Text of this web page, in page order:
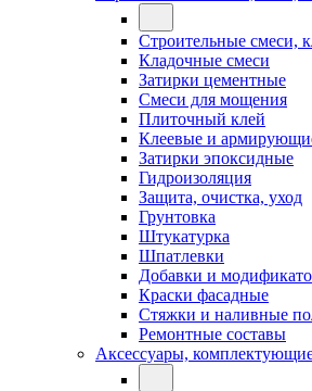
Строительные смеси,
Кладочные смеси
Затирки цементные
Смеси для мощения
Плиточный клей
Клеевые и
Затирки эпоксидные
Гидроизоляция
Защита, очистка, уход
Грунтовка
Штукатурка
Шпатлевки
Добавки и
Краски фасадные
Стяжки и наливные
Ремонтные составы
Аксессуары,